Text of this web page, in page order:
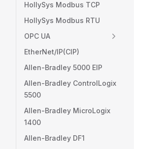
HollySys Modbus TCP
HollySys Modbus RTU
OPC UA
EtherNet/IP(CIP)
Allen-Bradley 5000 EIP
Allen-Bradley ControlLogix
5500
Allen-Bradley MicroLogix
1400
Allen-Bradley DF1